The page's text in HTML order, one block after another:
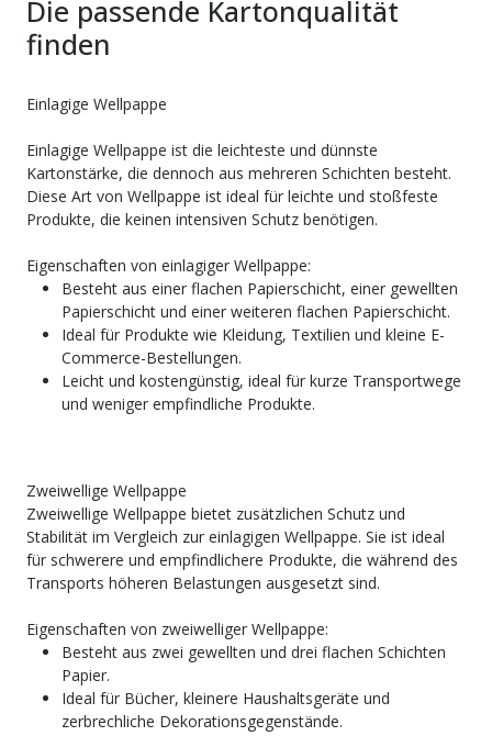
Die passende Kartonqualität
finden
Einlagige Wellpappe
Einlagige Wellpappe ist die leichteste und dünnste
Kartonstärke, die dennoch aus mehreren Schichten besteht.
Diese Art von Wellpappe ist ideal für leichte und stoßfeste
Produkte, die keinen intensiven Schutz benötigen.
Eigenschaften von einlagiger Wellpappe:
Besteht aus einer flachen Papierschicht, einer gewellten
Papierschicht und einer weiteren flachen Papierschicht.
Ideal für Produkte wie Kleidung, Textilien und kleine E-
Commerce-Bestellungen.
Leicht und kostengünstig, ideal für kurze Transportwege
und weniger empfindliche Produkte.
Zweiwellige Wellpappe
Zweiwellige Wellpappe bietet zusätzlichen Schutz und
Stabilität im Vergleich zur einlagigen Wellpappe. Sie ist ideal
für schwerere und empfindlichere Produkte, die während des
Transports höheren Belastungen ausgesetzt sind.
Eigenschaften von zweiwelliger Wellpappe:
Besteht aus zwei gewellten und drei flachen Schichten
Papier.
Ideal für Bücher, kleinere Haushaltsgeräte und
zerbrechliche Dekorationsgegenstände.